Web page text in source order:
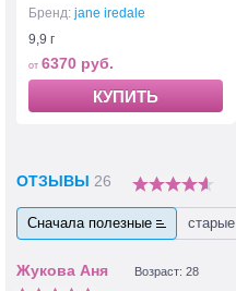
Бренд: jane iredale
9,9 г
6370 руб.
КУПИТЬ
ОТЗЫВЫ 26
Сначала полезные старые
Возраст: 28